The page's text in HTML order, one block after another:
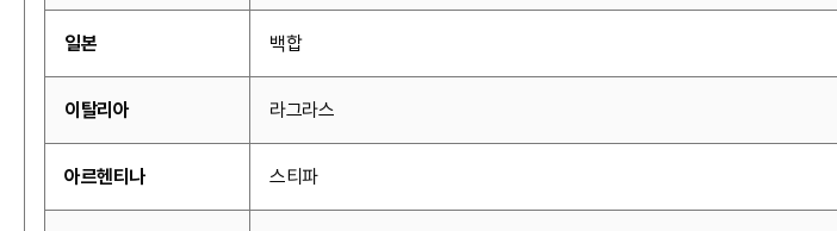
일본 백합
이탈리아 라그라스
아르헨티나 스티파